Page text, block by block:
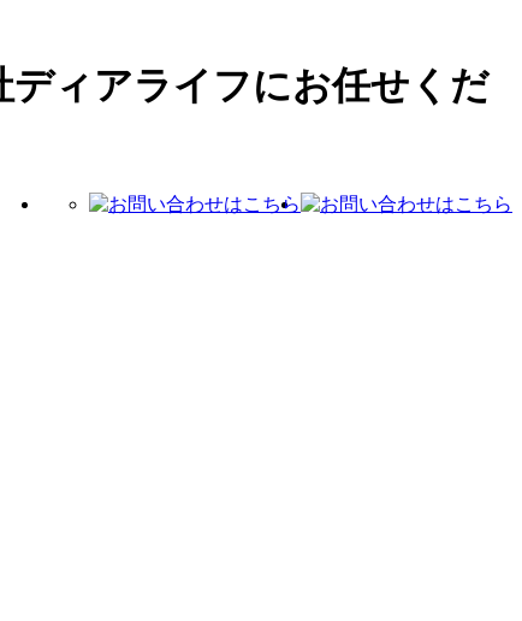
ディアライフにお任せくだ